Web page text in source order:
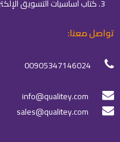
3. كتاب أساسيات التسويق الإلكتروني
تواصل معنا:
00905347146024
info@qualitey.com
sales@qualitey.com